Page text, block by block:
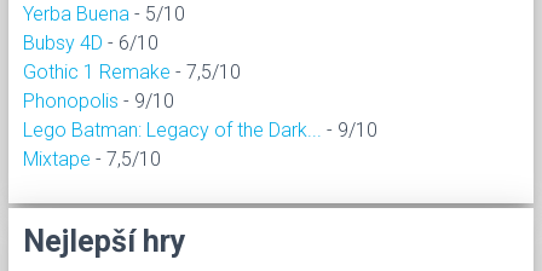
Yerba Buena - 5/10
Bubsy 4D - 6/10
Gothic 1 Remake - 7,5/10
Phonopolis - 9/10
Lego Batman: Legacy of the Dark...
- 9/10
Mixtape - 7,5/10
Nejlepší hry